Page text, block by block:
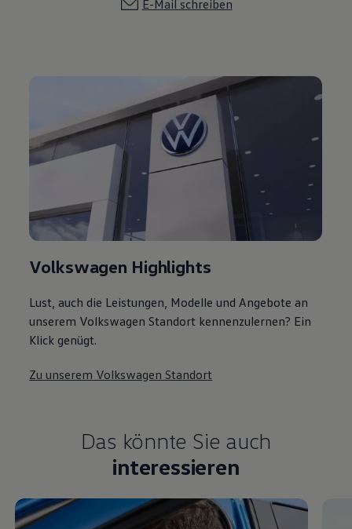
E-Mail schreiben
Volkswagen Highlights
Lust, auch die Leistungen, Modelle und Angebote an
unserem Volkswagen Standort kennenzulernen? Ein
Klick genügt.
Zu unserem Volkswagen Standort
Das könnte Sie auch
interessieren